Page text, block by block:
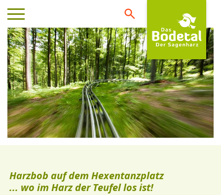
Harzbob auf dem Hexentanzplatz
... wo im Harz der Teufel los ist!